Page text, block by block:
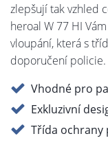
zlepšují tak vzhled
heroal W 77 HI
vloupání, která s
doporučení
Vhodné pro
Exkluzivní
Třída ochrany